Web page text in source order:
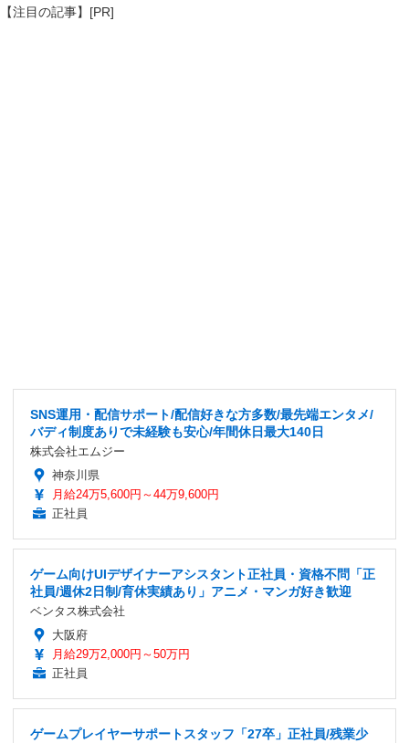
【注目の記事】[PR]
SNS運用・配信サポート/配信好きな方多数/最先端エンタメ/
バディ制度ありで未経験も安心/年間休日最大140日
株式会社エムジー
神奈川県
月給24万5,600円～44万9,600円
正社員
ゲーム向けUIデザイナーアシスタント正社員・資格不問「正
社員/週休2日制/育休実績あり」アニメ・マンガ好き歓迎
ベンタス株式会社
大阪府
月給29万2,000円～50万円
正社員
ゲームプレイヤーサポートスタッフ「27卒」正社員/残業少